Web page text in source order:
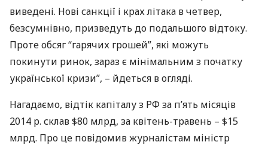
виведені. Нові санкції і крах літака в четвер,
безсумнівно, призведуть до подальшого відтоку.
Проте обсяг “гарячих грошей”, які можуть
покинути ринок, зараз є мінімальним з початку
української кризи”, – йдеться в огляді.
Нагадаємо, відтік капіталу з РФ за п’ять місяців
2014 р. склав $80 млрд, за квітень-травень – $15
млрд. Про це повідомив журналістам міністр